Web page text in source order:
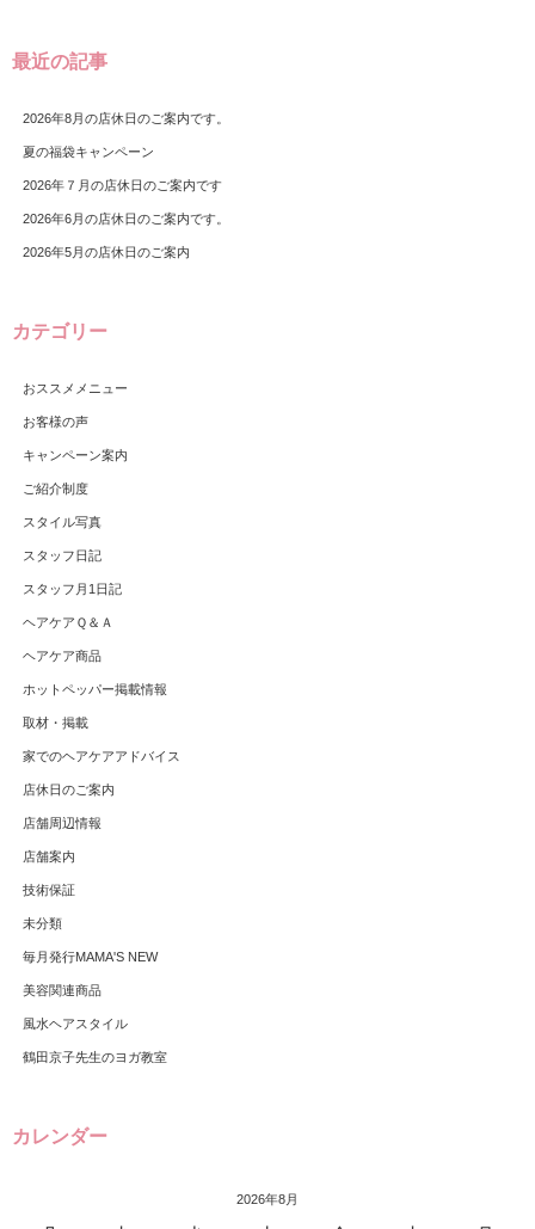
最近の記事
2026年8月の店休日のご案内です。
夏の福袋キャンペーン
2026年７月の店休日のご案内です
2026年6月の店休日のご案内です。
2026年5月の店休日のご案内
カテゴリー
おススメメニュー
お客様の声
キャンペーン案内
ご紹介制度
スタイル写真
スタッフ日記
スタッフ月1日記
ヘアケアＱ＆Ａ
ヘアケア商品
ホットペッパー掲載情報
取材・掲載
家でのヘアケアアドバイス
店休日のご案内
店舗周辺情報
店舗案内
技術保証
未分類
毎月発行MAMA'S NEW
美容関連商品
風水ヘアスタイル
鶴田京子先生のヨガ教室
カレンダー
2026年8月